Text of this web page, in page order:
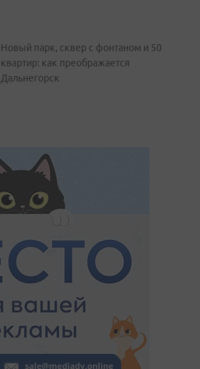
Новый парк, сквер с фонтаном и 50
квартир: как преображается
Дальнегорск